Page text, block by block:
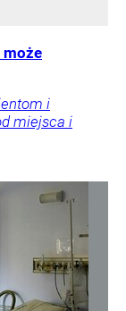
może
i
miejsca i